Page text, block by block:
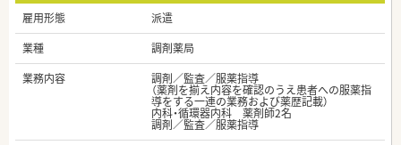
雇用形態
派遣
業種
調剤薬局
業務内容
調剤／監査／服薬指導
（薬剤を揃え内容を確認のうえ患者への服薬指
導をする一連の業務および薬歴記載）
内科・循環器内科 薬剤師2名
調剤／監査／服薬指導